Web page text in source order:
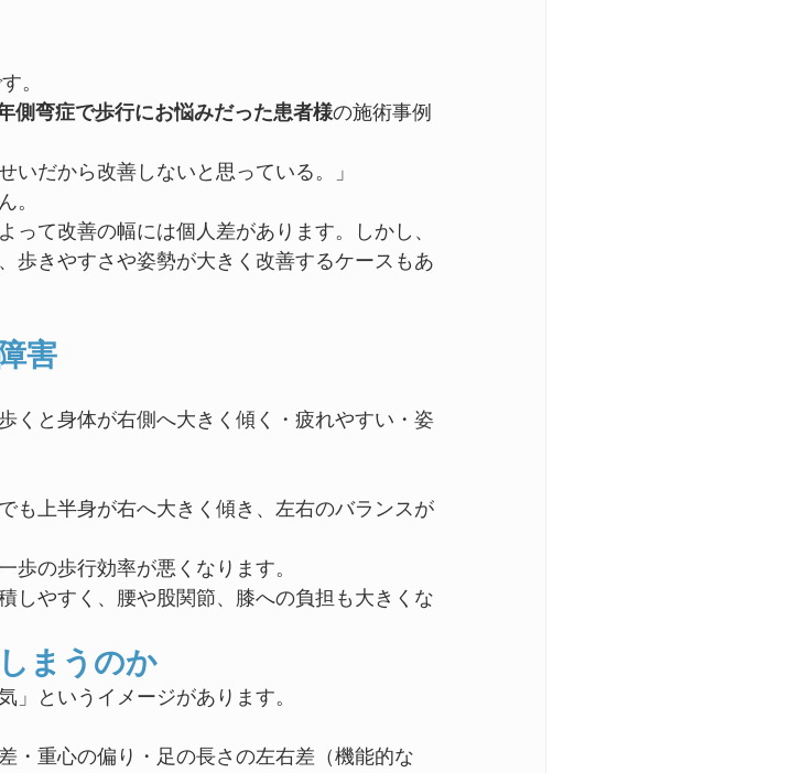
。
側弯症で歩行にお悩みだった患者様の施術事例
いだから改善しないと思っている。」
。
って改善の幅には個人差があります。しかし、
歩きやすさや姿勢が大きく改善するケースもあ
害
くと身体が右側へ大きく傾く・疲れやすい・姿
も上半身が右へ大きく傾き、左右のバランスが
歩の歩行効率が悪くなります。
しやすく、腰や股関節、膝への負担も大きくな
まうのか
」というイメージがあります。
・重心の偏り・足の長さの左右差（機能的な